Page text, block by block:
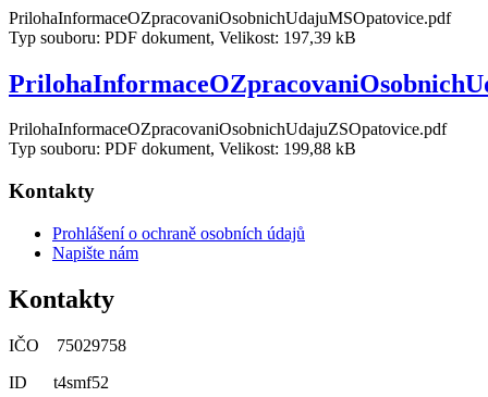
PrilohaInformaceOZpracovaniOsobnichUdajuMSOpatovice.pdf
Typ souboru: PDF dokument, Velikost: 197,39 kB
PrilohaInformaceOZpracovaniOsobnichUdajuZSOpatovice.pdf
Typ souboru: PDF dokument, Velikost: 199,88 kB
Kontakty
Prohlášení o ochraně osobních údajů
Napište nám
Kontakty
IČO 75029758
ID t4smf52